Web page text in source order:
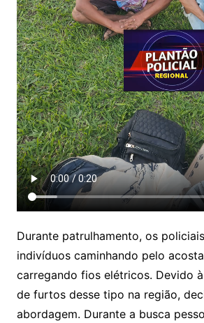
Durante patrulhamento, os
indivíduos caminhando pelo
carregando fios elétricos. Devido
de furtos desse tipo na região,
abordagem. Durante a busca